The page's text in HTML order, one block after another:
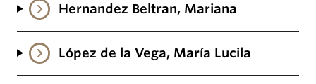
Hernandez Beltran, Mariana
López de la Vega, María Lucila